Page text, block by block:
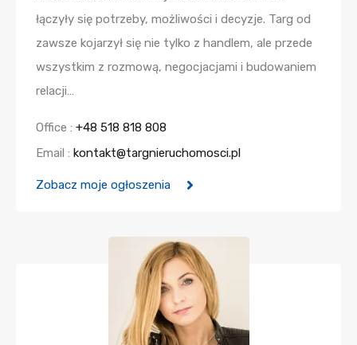
łączyły się potrzeby, możliwości i decyzje. Targ od
zawsze kojarzył się nie tylko z handlem, ale przede
wszystkim z rozmową, negocjacjami i budowaniem
relacji…
Office : +48 518 818 808
Email : kontakt@targnieruchomosci.pl
Zobacz moje ogłoszenia